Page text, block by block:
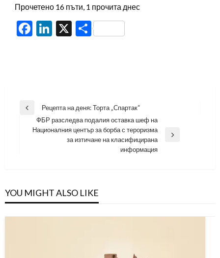
Прочетено 16 пъти, 1 прочита днес
Facebook
LinkedIn
X Share
Навигация
Previous
Рецепта на деня: Торта „Спартак“
ФБР разследва подалия оставка шеф на
Националния център за борба с тероризма
за изтичане на класифицирана
информация
YOU MIGHT ALSO LIKE